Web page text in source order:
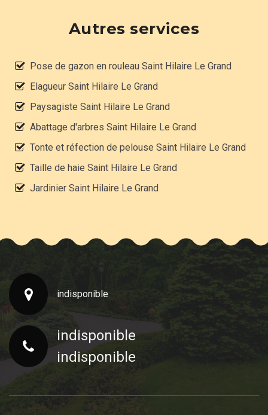
Autres services
Pose de gazon en rouleau Saint Hilaire Le Grand
Elagueur Saint Hilaire Le Grand
Paysagiste Saint Hilaire Le Grand
Abattage d'arbres Saint Hilaire Le Grand
Tonte et réfection de pelouse Saint Hilaire Le Grand
Taille de haie Saint Hilaire Le Grand
Jardinier Saint Hilaire Le Grand
indisponible
indisponible
indisponible